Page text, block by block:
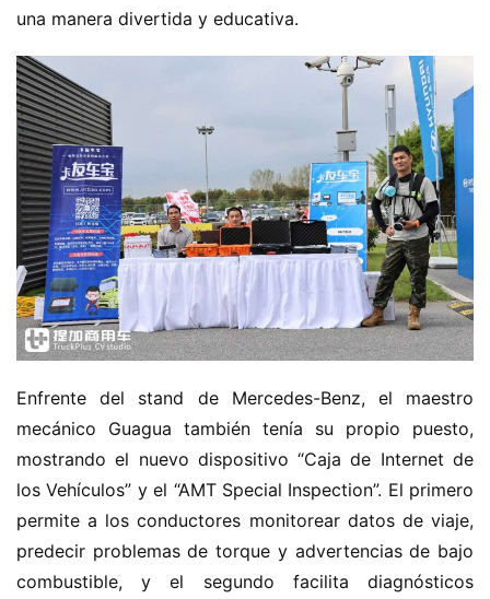
una manera divertida y educativa.
Enfrente del stand de Mercedes-Benz, el maestro
mecánico Guagua también tenía su propio puesto,
mostrando el nuevo dispositivo “Caja de Internet de
los Vehículos” y el “AMT Special Inspection”. El primero
permite a los conductores monitorear datos de viaje,
predecir problemas de torque y advertencias de bajo
combustible, y el segundo facilita diagnósticos